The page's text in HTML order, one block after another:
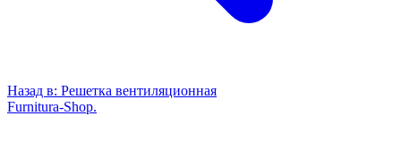
Назад в: Решетка вентиляционная
Furnitura-Shop.